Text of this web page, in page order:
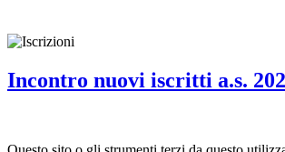
Incontro nuovi iscritti a.s.